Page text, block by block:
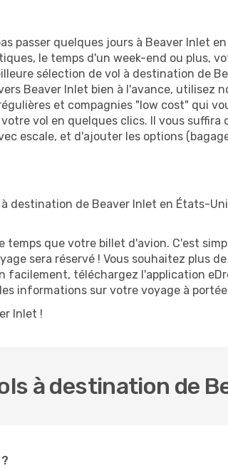
passer quelques jours à Beaver Inlet
le temps d'un week-end ou plus,
sélection de vol à destination de
Beaver Inlet bien à l'avance, utilisez
et compagnies "low cost" qui
vol en quelques clics. Il vous suffira
escale, et d'ajouter les options
destination de Beaver Inlet en États-
que votre billet d'avion. C'est
sera réservé ! Vous souhaitez plus
téléchargez l'application
informations sur votre voyage à portée
Inlet !
à destination de